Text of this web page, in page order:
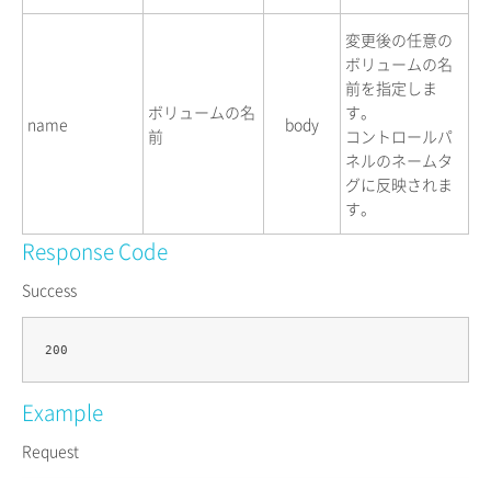
name
ボリュームの名
前
body
変更後の任意の
ボリュームの名
前を指定しま
す。
コントロールパ
ネルのネームタ
グに反映されま
す。
Response Code
Success
Example
Request